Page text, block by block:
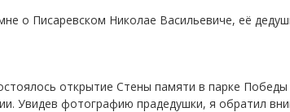
о Писаревском Николае Васильевиче, её
открытие Стены памяти в парке
Увидев фотографию прадедушки, я обратил